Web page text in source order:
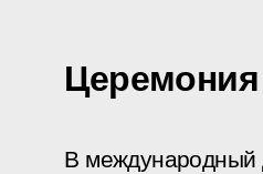
В международный